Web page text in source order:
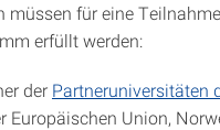
müssen für eine
erfüllt werden:
der Partneruniversitäten
Europäischen Union,